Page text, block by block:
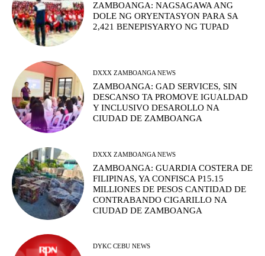
ZAMBOANGA: NAGSAGAWA ANG
DOLE NG ORYENTASYON PARA SA
2,421 BENEPISYARYO NG TUPAD
DXXX ZAMBOANGA NEWS
ZAMBOANGA: GAD SERVICES, SIN
DESCANSO TA PROMOVE IGUALDAD
Y INCLUSIVO DESAROLLO NA
CIUDAD DE ZAMBOANGA
DXXX ZAMBOANGA NEWS
ZAMBOANGA: GUARDIA COSTERA DE
FILIPINAS, YA CONFISCA P15.15
MILLIONES DE PESOS CANTIDAD DE
CONTRABANDO CIGARILLO NA
CIUDAD DE ZAMBOANGA
DYKC CEBU NEWS